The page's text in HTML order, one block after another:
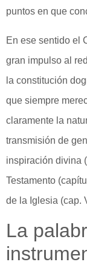
puntos en que
En ese sentido el
gran impulso al
la constitución
que siempre
claramente la
transmisión de
inspiración divina
Testamento
de la Iglesia (cap.
La